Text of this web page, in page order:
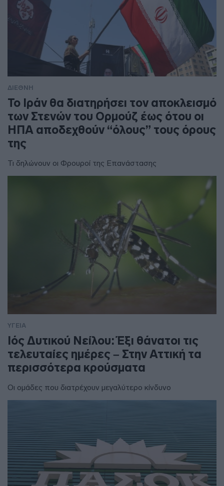
ΔΙΕΘΝΗ
To Ιράν θα διατηρήσει τον αποκλεισμό
των Στενών του Ορμούζ έως ότου οι
ΗΠΑ αποδεχθούν “όλους” τους όρους
της
Τι δηλώνουν οι Φρουροί της Επανάστασης
ΥΓΕΙΑ
Ιός Δυτικού Νείλου: Έξι θάνατοι τις
τελευταίες ημέρες – Στην Αττική τα
περισσότερα κρούσματα
Οι ομάδες που διατρέχουν μεγαλύτερο κίνδυνο